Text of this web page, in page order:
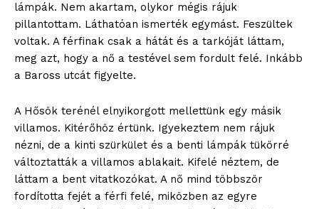
lámpák. Nem akartam, olykor mégis rájuk
pillantottam. Láthatóan ismerték egymást. Feszültek
voltak. A férfinak csak a hátát és a tarkóját láttam,
meg azt, hogy a nő a testével sem fordult felé. Inkább
a Baross utcát figyelte.
A Hősök terénél elnyikorgott mellettünk egy másik
villamos. Kitérőhöz értünk. Igyekeztem nem rájuk
nézni, de a kinti szürkület és a benti lámpák tükörré
változtatták a villamos ablakait. Kifelé néztem, de
láttam a bent vitatkozókat. A nő mind többször
fordította fejét a férfi felé, miközben az egyre